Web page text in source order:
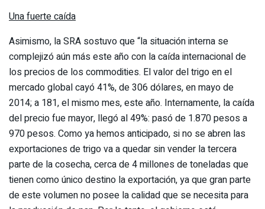
Una fuerte caída
Asimismo, la SRA sostuvo que “la situación interna se
complejizó aún más este año con la caída internacional de
los precios de los commodities. El valor del trigo en el
mercado global cayó 41%, de 306 dólares, en mayo de
2014; a 181, el mismo mes, este año. Internamente, la caída
del precio fue mayor, llegó al 49%: pasó de 1.870 pesos a
970 pesos. Como ya hemos anticipado, si no se abren las
exportaciones de trigo va a quedar sin vender la tercera
parte de la cosecha, cerca de 4 millones de toneladas que
tienen como único destino la exportación, ya que gran parte
de este volumen no posee la calidad que se necesita para